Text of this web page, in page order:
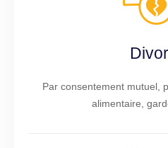
Par consentement mutuel,
alimentaire,